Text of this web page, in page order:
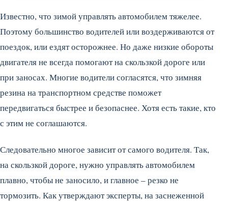
Известно, что зимой управлять автомобилем тяжелее.
Поэтому большинство водителей или воздерживаются от
поездок, или ездят осторожнее. Но даже низкие обороты
двигателя не всегда помогают на скользкой дороге или
при заносах. Многие водители согласятся, что зимняя
резина на транспортном средстве поможет
передвигаться быстрее и безопаснее. Хотя есть такие, кто
с этим не соглашаются.
Следовательно многое зависит от самого водителя. Так,
на скользкой дороге, нужно управлять автомобилем
плавно, чтобы не заносило, и главное – резко не
тормозить. Как утверждают эксперты, на заснеженной